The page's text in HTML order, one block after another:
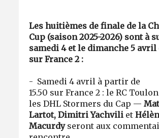
Les huitièmes de finale de la
Cup (saison 2025-2026) sont à
samedi 4 et le dimanche 5
sur France 2 :
- Samedi 4 avril à partir de
15.50 sur France 2 : le RC
les DHL Stormers du Cap —
Lartot, Dimitri Yachvili et
Macurdyseront aux